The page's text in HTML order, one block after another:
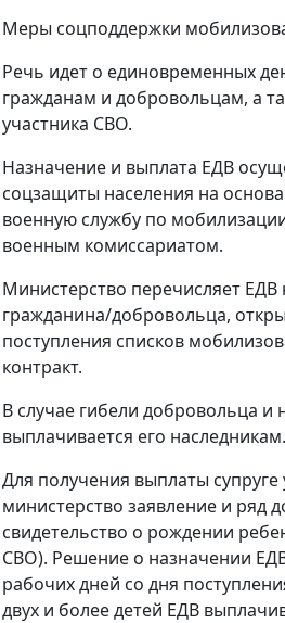
Меры соцподдержки
Речь идет о единовременных
гражданам и добровольцам, а
участника СВО.
Назначение и выплата ЕДВ
соцзащиты населения на
военную службу по
военным комиссариатом.
Министерство перечисляет
гражданина/добровольца,
поступления списков
контракт.
В случае гибели добровольца
выплачивается его наследникам.
Для получения выплаты
министерство заявление и ряд
свидетельство о рождении
СВО). Решение о назначении
рабочих дней со дня
двух и более детей ЕДВ